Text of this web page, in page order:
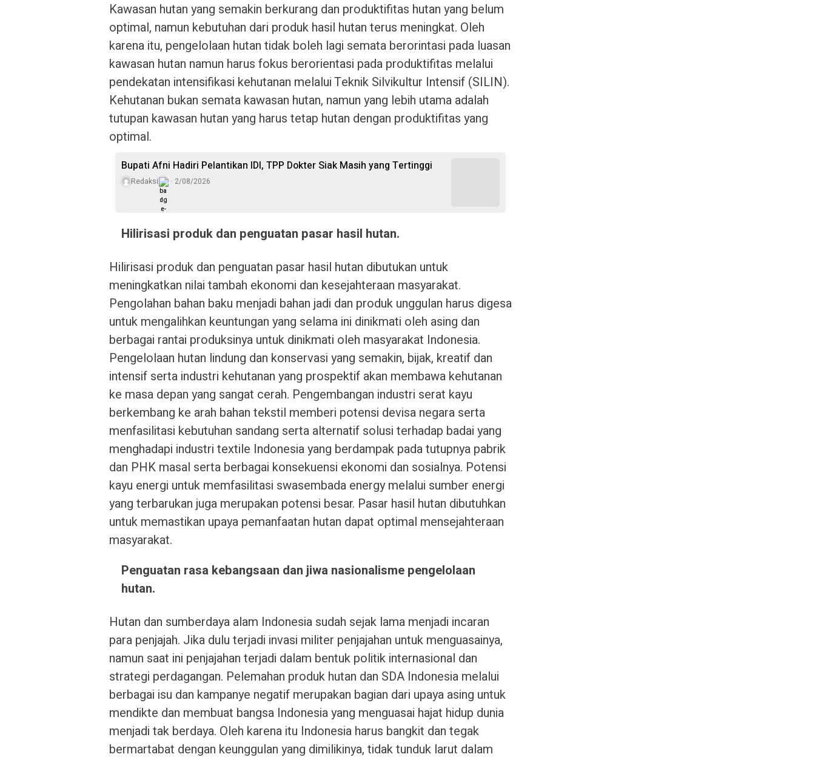
Kawasan hutan yang semakin berkurang dan produktifitas hutan yang belum
optimal, namun kebutuhan dari produk hasil hutan terus meningkat. Oleh
karena itu, pengelolaan hutan tidak boleh lagi semata berorintasi pada luasan
kawasan hutan namun harus fokus berorientasi pada produktifitas melalui
pendekatan intensifikasi kehutanan melalui Teknik Silvikultur Intensif (SILIN).
Kehutanan bukan semata kawasan hutan, namun yang lebih utama adalah
tutupan kawasan hutan yang harus tetap hutan dengan produktifitas yang
optimal.
Bupati Afni Hadiri Pelantikan IDI, TPP Dokter Siak Masih yang Tertinggi
Redaksi 2/08/2026
Hilirisasi produk dan penguatan pasar hasil hutan.
Hilirisasi produk dan penguatan pasar hasil hutan dibutukan untuk
meningkatkan nilai tambah ekonomi dan kesejahteraan masyarakat.
Pengolahan bahan baku menjadi bahan jadi dan produk unggulan harus digesa
untuk mengalihkan keuntungan yang selama ini dinikmati oleh asing dan
berbagai rantai produksinya untuk dinikmati oleh masyarakat Indonesia.
Pengelolaan hutan lindung dan konservasi yang semakin, bijak, kreatif dan
intensif serta industri kehutanan yang prospektif akan membawa kehutanan
ke masa depan yang sangat cerah. Pengembangan industri serat kayu
berkembang ke arah bahan tekstil memberi potensi devisa negara serta
menfasilitasi kebutuhan sandang serta alternatif solusi terhadap badai yang
menghadapi industri textile Indonesia yang berdampak pada tutupnya pabrik
dan PHK masal serta berbagai konsekuensi ekonomi dan sosialnya. Potensi
kayu energi untuk memfasilitasi swasembada energy melalui sumber energi
yang terbarukan juga merupakan potensi besar. Pasar hasil hutan dibutuhkan
untuk memastikan upaya pemanfaatan hutan dapat optimal mensejahteraan
masyarakat.
Penguatan rasa kebangsaan dan jiwa nasionalisme pengelolaan
hutan.
Hutan dan sumberdaya alam Indonesia sudah sejak lama menjadi incaran
para penjajah. Jika dulu terjadi invasi militer penjajahan untuk menguasainya,
namun saat ini penjajahan terjadi dalam bentuk politik internasional dan
strategi perdagangan. Pelemahan produk hutan dan SDA Indonesia melalui
berbagai isu dan kampanye negatif merupakan bagian dari upaya asing untuk
mendikte dan membuat bangsa Indonesia yang menguasai hajat hidup dunia
menjadi tak berdaya. Oleh karena itu Indonesia harus bangkit dan tegak
bermartabat dengan keunggulan yang dimilikinya, tidak tunduk larut dalam